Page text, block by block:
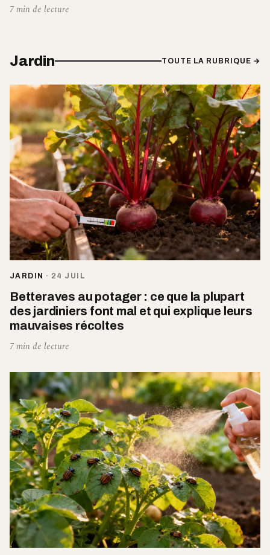
7 min de lecture
Jardin TOUTE LA RUBRIQUE →
JARDIN · 24 JUIL
Betteraves au potager : ce que la plupart
des jardiniers font mal et qui explique leurs
mauvaises récoltes
7 min de lecture